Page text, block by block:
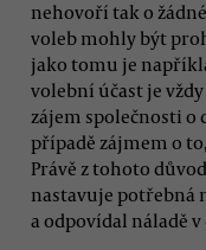
nehovoří tak o
voleb mohly být
jako tomu je
volební účast je
zájem společnosti
případě zájmem o
Právě z tohoto
nastavuje potřebná
a odpovídal náladě v